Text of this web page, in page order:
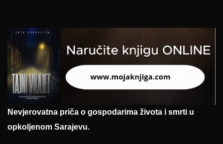
Nevjerovatna priča o gospodarima života i smrti u
opkoljenom Sarajevu.